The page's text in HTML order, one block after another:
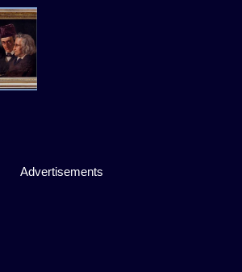
Advertisements